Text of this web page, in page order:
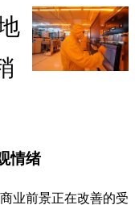
情绪
业前景正在改善的受